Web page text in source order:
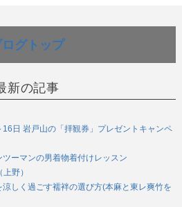
ログトップ
新の記事
日 岩戸山の「拝観券」プレゼントキャンペ
ツーマンの男着物着付けレッスン
野）
しく過ごす襦袢の選び方(本麻と東レ爽竹を